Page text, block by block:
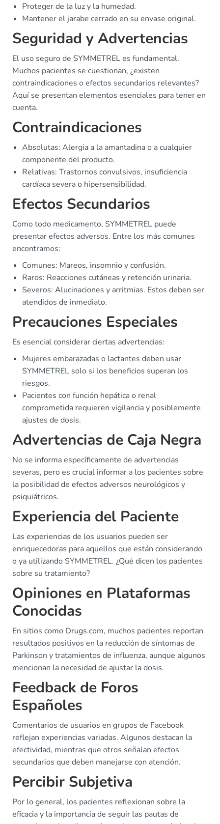
Proteger de la luz y la humedad.
Mantener el jarabe cerrado en su envase original.
Seguridad y Advertencias
El uso seguro de SYMMETREL es fundamental.
Muchos pacientes se cuestionan, ¿existen
contraindicaciones o efectos secundarios relevantes?
Aquí se presentan elementos esenciales para tener en
cuenta.
Contraindicaciones
Absolutas: Alergia a la amantadina o a cualquier
componente del producto.
Relativas: Trastornos convulsivos, insuficiencia
cardíaca severa o hipersensibilidad.
Efectos Secundarios
Como todo medicamento, SYMMETREL puede
presentar efectos adversos. Entre los más comunes
encontramos:
Comunes: Mareos, insomnio y confusión.
Raros: Reacciones cutáneas y retención urinaria.
Severos: Alucinaciones y arritmias. Estos deben ser
atendidos de inmediato.
Precauciones Especiales
Es esencial considerar ciertas advertencias:
Mujeres embarazadas o lactantes deben usar
SYMMETREL solo si los beneficios superan los
riesgos.
Pacientes con función hepática o renal
comprometida requieren vigilancia y posiblemente
ajustes de dosis.
Advertencias de Caja Negra
No se informa específicamente de advertencias
severas, pero es crucial informar a los pacientes sobre
la posibilidad de efectos adversos neurológicos y
psiquiátricos.
Experiencia del Paciente
Las experiencias de los usuarios pueden ser
enriquecedoras para aquellos que están considerando
o ya utilizando SYMMETREL. ¿Qué dicen los pacientes
sobre su tratamiento?
Opiniones en Plataformas
Conocidas
En sitios como Drugs.com, muchos pacientes reportan
resultados positivos en la reducción de síntomas de
Parkinson y tratamientos de influenza, aunque algunos
mencionan la necesidad de ajustar la dosis.
Feedback de Foros
Españoles
Comentarios de usuarios en grupos de Facebook
reflejan experiencias variadas. Algunos destacan la
efectividad, mientras que otros señalan efectos
secundarios que deben manejarse con atención.
Percibir Subjetiva
Por lo general, los pacientes reflexionan sobre la
eficacia y la importancia de seguir las pautas de